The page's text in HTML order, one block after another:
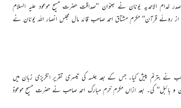
خدام الاحمدیہ یونان نے بعنوان ’’صداقت حضرت مسیح موعود علیہ السلام
روئے قرآن‘‘ مکرم مشتاق احمد صاحب قائد مال مجلس انصار اللہ یونان نے
صاحب نے بترنم پیش کیا۔ جس کے بعد جلسہ کی تیسری تقریر انگریزی زبان میں
بائبل‘‘ کی۔ بعد ازاں مکرم خرم مبارک احمد صاحب نے حضرت مسیح موعودؑ